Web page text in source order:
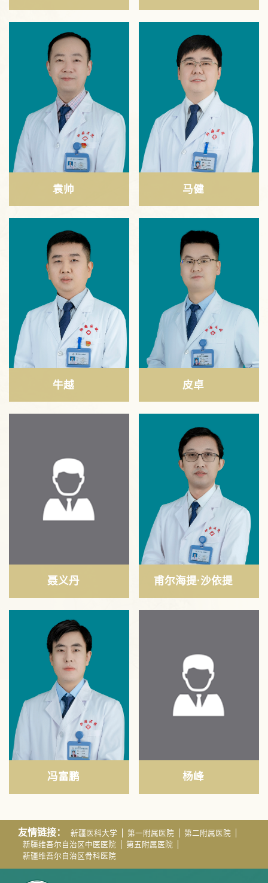
袁帅 马健
牛越 皮卓
聂义丹 甫尔海提·沙依提
冯富鹏 杨峰
友情链接： 新疆医科大学 第一附属医院
第二附属医院
新疆维吾尔自治区中医医院
第五附属医院
新疆维吾尔自治区骨科医院